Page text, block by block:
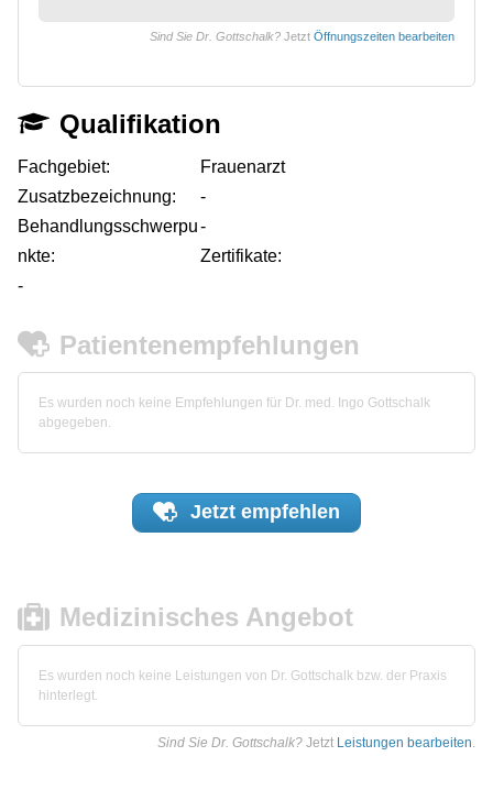
Sind Sie Dr. Gottschalk? Jetzt Öffnungszeiten bearbeiten
Qualifikation
Fachgebiet:
Frauenarzt
Zusatzbezeichnung:
-
Behandlungsschwerpu
nkte:
-
Zertifikate:
-
Patientenempfehlungen
Es wurden noch keine Empfehlungen für Dr. med. Ingo Gottschalk
abgegeben.
Jetzt empfehlen
Medizinisches Angebot
Es wurden noch keine Leistungen von Dr. Gottschalk bzw. der Praxis
hinterlegt.
Sind Sie Dr. Gottschalk? Jetzt Leistungen bearbeiten.